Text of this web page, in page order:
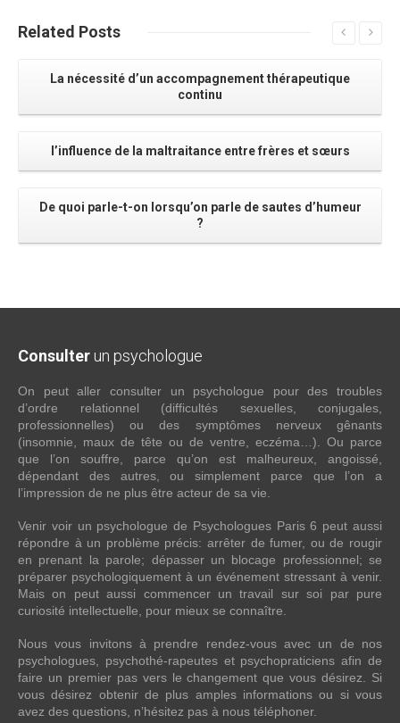
Related Posts
La nécessité d’un accompagnement thérapeutique
continu
l’influence de la maltraitance entre frères et sœurs
De quoi parle-t-on lorsqu’on parle de sautes d’humeur
?
Consulter un psychologue
On peut aller consulter un psychologue pour des troubles
d’ordre relationnel (difficultés sexuelles, conjugales,
professionnelles) ou des symptômes nerveux gênants
(insomnie, maux de tête ou de ventre, eczéma…). Ou parce
que l’on souffre, parce qu’on est malheureux, angoissé,
dépendant des autres, ou simplement parce que l’on a
l’impression de ne plus être acteur de sa vie.
Venir voir un psychologue de Psychologues Paris 6 peut aussi
répondre à un problème précis: arrêter de fumer, ou de rougir
en prenant la parole; dépasser un blocage professionnel; se
préparer psychologiquement à un événement stressant à venir.
Mais on peut aussi commencer un travail sur soi par pure
curiosité intellectuelle, pour mieux se connaître.
Nous vous invitons à prendre rendez-vous avec un de nos
psychologues, psychothé-rapeutes et psychopraticiens afin de
faire un premier pas vers le changement que vous désirez. Si
vous désirez obtenir de plus amples informations ou si vous
avez des questions, n’hésitez pas à nous téléphoner.